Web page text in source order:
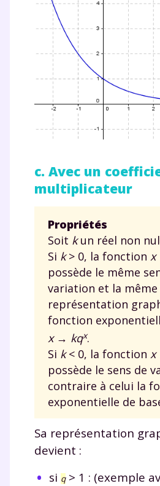
c. Avec un
multiplicateur
Propriétés
Soit kun réel non
Si k> 0, la fonction x
possède le même
variation et la
représentation
fonction
x→ kqx.
Si k< 0, la fonction x
possède le sens de
contraire à celui la
exponentielle de
Sa représentation
devient :
si q> 1 : (exemple
communications de la
myMaxicours.
Votre adresse e-mail sera
vous envoyer notre newsletter.
désinscrire à tout moment, à
désinscription présent dans
en savoir plus sur la gestion de
personnelles et pour exercer
consulternotre charte